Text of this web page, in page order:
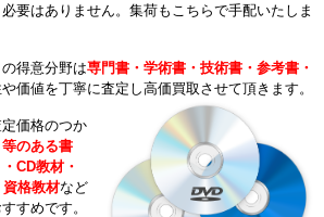
要はありません。集荷もこちらで手配いたしま
の得意分野は専門書・学術書・技術書・参考書・
価値を丁寧に査定し高価買取させて頂きます。
価格のつか
のある書
CD教材・
資格教材など
すめです。